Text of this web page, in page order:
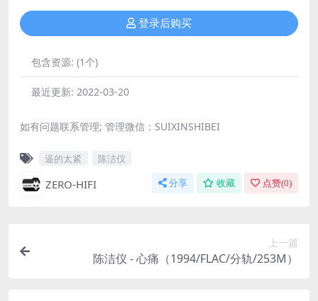
登录后购买
包含资源: (1个)
最近更新: 2022-03-20
如有问题联系管理; 管理微信：SUIXINSHIBEI
逼的太紧 陈洁仪
ZERO-HIFI 分享 收藏 点赞(0)
上一篇
陈洁仪 - 心痛（1994/FLAC/分轨/253M）